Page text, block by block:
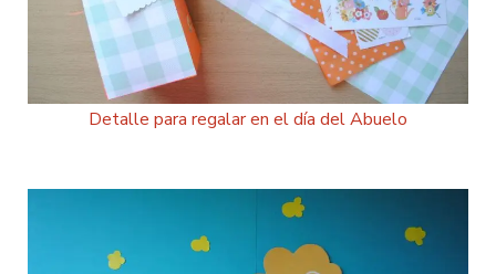
Detalle para regalar en el día del Abuelo